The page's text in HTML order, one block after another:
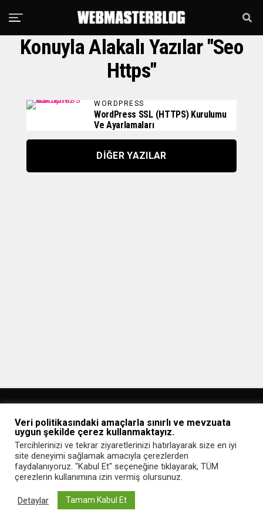
Konuyla Alakalı Yazılar "seo
Https"
WORDPRESS
WordPress SSL (HTTPS) Kurulumu
Ve Ayarlamaları
DIĞER YAZILAR
Ana Sayfa Gizlilik Politikası İletişim
Veri politikasındaki amaçlarla sınırlı ve mevzuata
uygun şekilde çerez kullanmaktayız.
Tercihlerinizi ve tekrar ziyaretlerinizi hatırlayarak size en iyi
site deneyimi sağlamak amacıyla çerezlerden
faydalanıyoruz. "Kabul Et" seçeneğine tıklayarak, TÜM
çerezlerin kullanımına izin vermiş olursunuz.
Detaylar Tamam Kabul Et